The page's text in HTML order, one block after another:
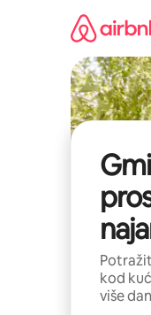
kod
više